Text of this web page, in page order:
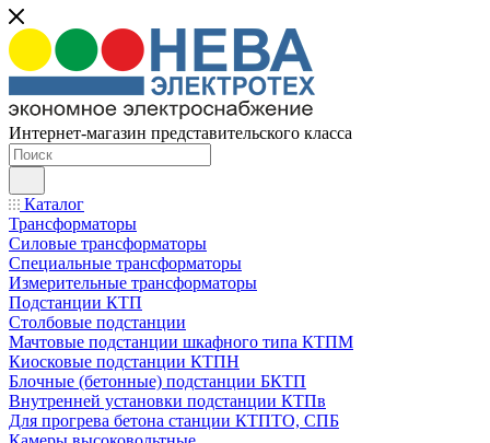
Интернет-магазин представительского класса
Каталог
Трансформаторы
Силовые трансформаторы
Специальные трансформаторы
Измерительные трансформаторы
Подстанции КТП
Столбовые подстанции
Мачтовые подстанции шкафного типа КТПМ
Киосковые подстанции КТПН
Блочные (бетонные) подстанции БКТП
Внутренней установки подстанции КТПв
Для прогрева бетона станции КТПТО, СПБ